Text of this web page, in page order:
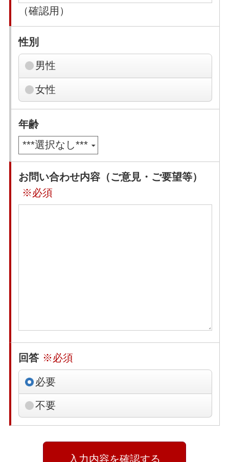
（確認用）
性別
男性
女性
年齢
お問い合わせ内容（ご意見・ご要望等）
※必須
回答 ※必須
必要
不要